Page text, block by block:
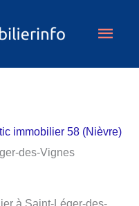
immobilier 58 (Nièvre)
des-Vignes
à Saint-Léger-des-